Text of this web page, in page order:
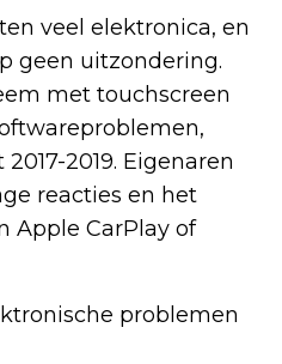
veel elektronica, en
geen uitzondering.
met touchscreen
2019. Eigenaren
reacties en het
Apple CarPlay of
problemen